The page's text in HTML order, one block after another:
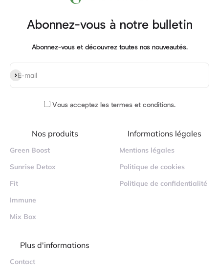
Abonnez-vous à notre bulletin
Abonnez-vous et découvrez toutes nos nouveautés.
E-mail
S'inscrire
Vous acceptez les termes et conditions.
Nos produits
Green Boost
Sunrise Detox
Fit
Immune
Mix Box
Informations légales
Mentions légales
Politique de cookies
Politique de confidentialité
Plus d'informations
Contact